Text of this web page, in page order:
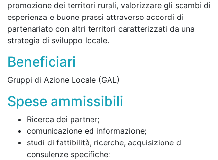
promozione dei territori rurali, valorizzare gli scambi di
esperienza e buone prassi attraverso accordi di
partenariato con altri territori caratterizzati da una
strategia di sviluppo locale.
Beneficiari
Gruppi di Azione Locale (GAL)
Spese ammissibili
Ricerca dei partner;
comunicazione ed informazione;
studi di fattibilità, ricerche, acquisizione di
consulenze specifiche;